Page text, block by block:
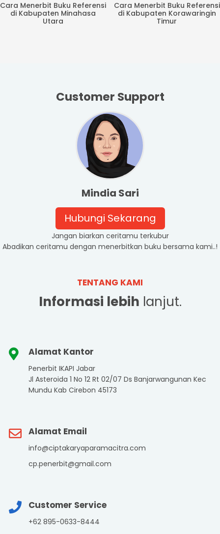
Cara Menerbit Buku Referensi
di Kabupaten Minahasa
Utara
Cara Menerbit Buku Referensi
di Kabupaten Korawaringin
Timur
Customer Support
Mindia Sari
Hubungi Sekarang
Jangan biarkan ceritamu terkubur
Abadikan ceritamu dengan menerbitkan buku bersama kami..!
TENTANG KAMI
Informasi lebih lanjut.
Alamat Kantor
Penerbit IKAPI Jabar
Jl Asteroida 1 No 12 Rt 02/07 Ds Banjarwangunan Kec
Mundu Kab Cirebon 45173
Alamat Email
info@ciptakaryaparamacitra.com
cp.penerbit@gmail.com
Customer Service
+62 895-0633-8444